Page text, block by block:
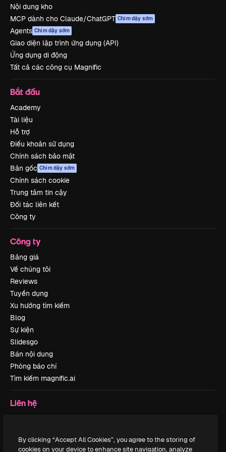
Nội dung kho
MCP dành cho Claude/ChatGPT Chim dậy sớm
Agents Chim dậy sớm
Giao diện lập trình ứng dụng (API)
Ứng dụng di động
Tất cả các công cụ Magnific
Bắt đầu
Academy
Tài liệu
Hỗ trợ
Điều khoản sử dụng
Chính sách bảo mật
Bản gốc Chim dậy sớm
Chính sách cookie
Trung tâm tin cậy
Đối tác liên kết
Công ty
Công ty
Bảng giá
Về chúng tôi
Reviews
Tuyển dụng
Xu hướng tìm kiếm
Blog
Sự kiện
Slidesgo
Bán nội dung
Phòng báo chí
Tìm kiếm magnific.ai
Liên hệ
YouTube
By clicking “Accept All Cookies”, you agree to the storing of
cookies on your device to enhance site navigation, analyze